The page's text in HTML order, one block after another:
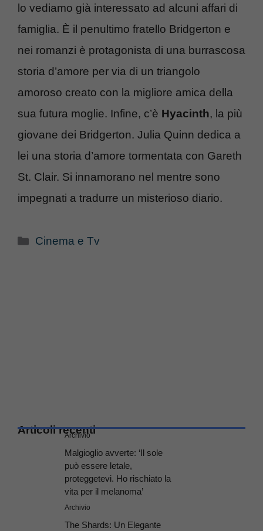
lo vediamo già interessato ad alcuni affari di
famiglia. È il penultimo fratello Bridgerton e
nei romanzi è protagonista di una burrascosa
storia d’amore per via di un triangolo
amoroso creato con la migliore amica della
sua futura moglie. Infine, c’è Hyacinth, la più
giovane dei Bridgerton. Julia Quinn dedica a
lei una storia d’amore tormentata con Gareth
St. Clair. Si innamorano nel mentre sono
impegnati a tradurre un misterioso diario.
Categorie
Cinema e Tv
Articoli recenti
Archivio
Malgioglio avverte: ‘Il sole
può essere letale,
proteggetevi. Ho rischiato la
vita per il melanoma’
Archivio
The Shards: Un Elegante